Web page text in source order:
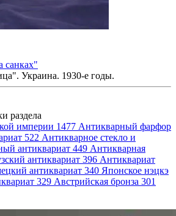
санках"
Украина. 1930-е годы.
раздела
империи 1477 Антикварный фарфор
522 Антикварное стекло и
антиквариат 449 Антикварная
антиквариат 396 Антиквариат
антиквариат 340 Японское нэцкэ
329 Австрийская бронза 301